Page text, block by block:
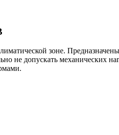
зоне.
не допускать механических